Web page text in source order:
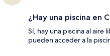
¿Hay una piscina en
Sí, hay una piscina al aire
pueden acceder a la